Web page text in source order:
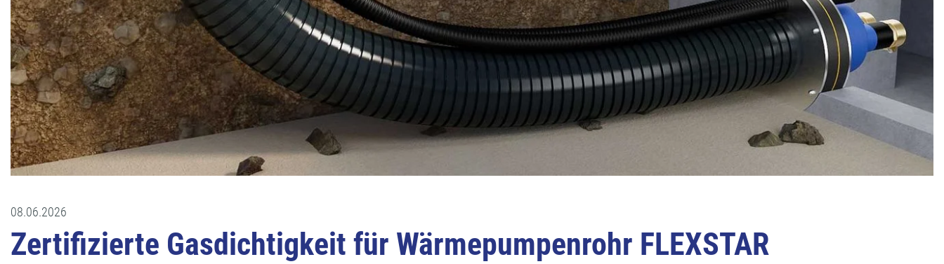
08.06.2026
Zertifizierte Gasdichtigkeit für Wärmepumpenrohr FLEXSTAR